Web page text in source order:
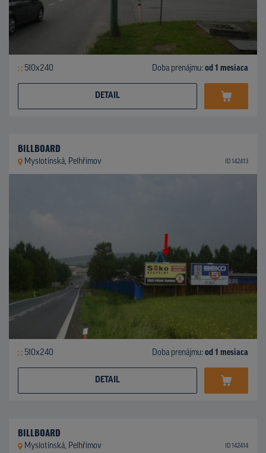
510x240 Doba prenájmu: od 1 mesiaca
DETAIL
BILLBOARD
Myslotínská, Pelhřimov ID 142413
510x240 Doba prenájmu: od 1 mesiaca
DETAIL
BILLBOARD
Myslotínská, Pelhřimov ID 142414